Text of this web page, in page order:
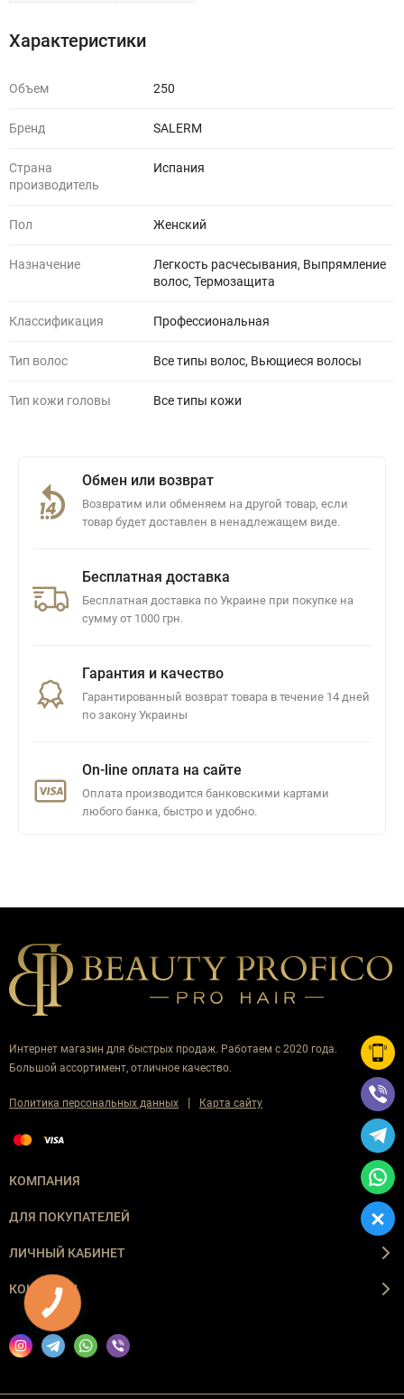
Характеристики
Объем 250
Бренд SALERM
Страна
производитель
Испания
Пол Женский
Назначение
Легкость расчесывания, Выпрямление
волос, Термозащита
Классификация Профессиональная
Тип волос Все типы волос, Вьющиеся волосы
Тип кожи головы Все типы кожи
Обмен или возврат
Возвратим или обменяем на другой товар, если
товар будет доставлен в ненадлежащем виде.
Бесплатная доставка
Бесплатная доставка по Украине при покупке на
сумму от 1000 грн.
Гарантия и качество
Гарантированный возврат товара в течение 14 дней
по закону Украины
On-line оплата на сайте
Оплата производится банковскими картами
любого банка, быстро и удобно.
Интернет магазин для быстрых продаж. Работаем с 2020 года.
Большой ассортимент, отличное качество.
Политика персональных данных | Карта сайту
КОМПАНИЯ
ДЛЯ ПОКУПАТЕЛЕЙ
ЛИЧНЫЙ КАБИНЕТ
КОНТАКТЫ
КНОПКА
ЗВ'ЯЗКУ